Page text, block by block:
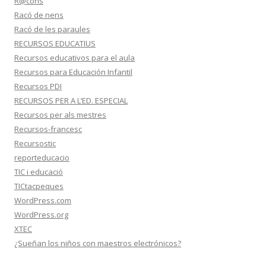
Racó de nens
Racó de les paraules
RECURSOS EDUCATIUS
Recursos educativos para el aula
Recursos para Educación Infantil
Recursos PDI
RECURSOS PER A L’ED. ESPECIAL
Recursos per als mestres
Recursos-francesc
Recursostic
reporteducacio
TIC i educació
TICtacpeques
WordPress.com
WordPress.org
XTEC
¿Sueñan los niños con maestros electrónicos?